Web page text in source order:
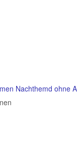
Nachthemd ohne